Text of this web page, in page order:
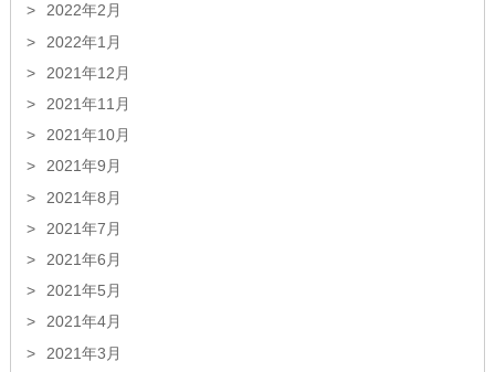
2022年2月
2022年1月
2021年12月
2021年11月
2021年10月
2021年9月
2021年8月
2021年7月
2021年6月
2021年5月
2021年4月
2021年3月